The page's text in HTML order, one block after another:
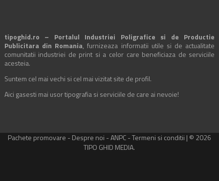
tipoghid.ro – Portalul Industriei Poligrafice si de Productie
Publicitara din Romania, furnizeaza informatii utile si de actualitate
comunitatii industriei de print si a celor care beneficiaza de serviciile
acesteia.
Suntem cel mai vechi si cel mai vizitat site de profil.
Aici gasesti mai usor tipografia si serviciile de care ai nevoie!
Pachete promovare - Despre noi -ANPC-Termeni si conditii | © 2026
TIPO GHID MEDIA.